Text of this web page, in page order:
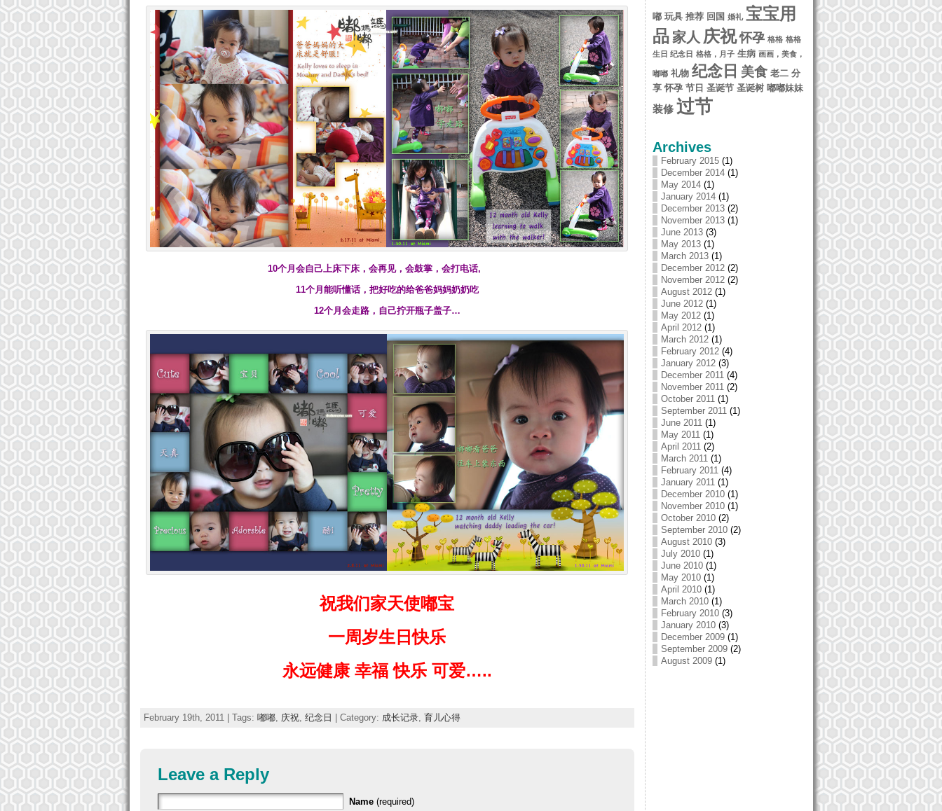
10个月会自己上床下床，会再见，会鼓掌，会打电话,
11个月能听懂话，把好吃的给爸爸妈妈奶奶吃
12个月会走路，自己拧开瓶子盖子…
祝我们家天使嘟宝
一周岁生日快乐
永远健康 幸福 快乐 可爱…..
February 19th, 2011 | Tags: 嘟嘟, 庆祝, 纪念日 | Category: 成长记录, 育儿心得
Leave a Reply
Name(required)
嘟 玩具 推荐 回国 婚礼 宝宝用
品 家人 庆祝 怀孕 格格 格格
生日 纪念日 格格，月子 生病 画画，美食，
嘟嘟 礼物 纪念日 美食 老二 分
享 怀孕 节日 圣诞节 圣诞树 嘟嘟妹妹
装修 过节
Archives
February 2015(1)
December 2014(1)
May 2014(1)
January 2014(1)
December 2013(2)
November 2013(1)
June 2013(3)
May 2013(1)
March 2013(1)
December 2012(2)
November 2012(2)
August 2012(1)
June 2012(1)
May 2012(1)
April 2012(1)
March 2012(1)
February 2012(4)
January 2012(3)
December 2011(4)
November 2011(2)
October 2011(1)
September 2011(1)
June 2011(1)
May 2011(1)
April 2011(2)
March 2011(1)
February 2011(4)
January 2011(1)
December 2010(1)
November 2010(1)
October 2010(2)
September 2010(2)
August 2010(3)
July 2010(1)
June 2010(1)
May 2010(1)
April 2010(1)
March 2010(1)
February 2010(3)
January 2010(3)
December 2009(1)
September 2009(2)
August 2009(1)